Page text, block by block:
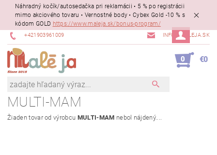
Náhradný kočík/autosedačka pri reklamácii • 5 % po registrácii
mimo akciového tovaru • Vernostné body • Cybex Gold -10 % s
kódom GOLD https://www.maleja.sk/bonus-program/
+421903961009 INFO@MALEJA.SK
0 €0
MULTI-MAM
Žiaden tovar od výrobcu MULTI-MAM nebol nájdený....